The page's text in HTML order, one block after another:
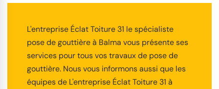
L'entreprise Éclat Toiture 31 le spécialiste
pose de gouttière à Balma vous présente ses
services pour tous vos travaux de pose de
gouttière. Nous vous informons aussi que les
équipes de L'entreprise Éclat Toiture 31 à